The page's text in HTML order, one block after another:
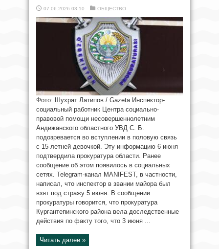
07.06.2026 03:10 ОБЩЕСТВО
Фото: Шухрат Латипов / Gazeta Инспектор-
социальный работник Центра социально-
правовой помощи несовершеннолетним
Андижанского областного УВД С. Б.
подозревается во вступлении в половую связь
с 15-летней девочкой. Эту информацию 6 июня
подтвердила прокуратура области. Ранее
сообщение об этом появилось в социальных
сетях. Telegram-канал MANIFEST, в частности,
написал, что инспектор в звании майора был
взят под стражу 5 июня. В сообщении
прокуратуры говорится, что прокуратура
Кургантепинского района вела доследственные
действия по факту того, что 3 июня ...
Читать далее »